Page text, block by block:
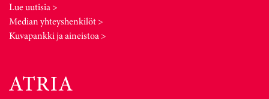
Lue uutisia >
Median yhteyshenkilöt >
Kuvapankki ja aineistoa >